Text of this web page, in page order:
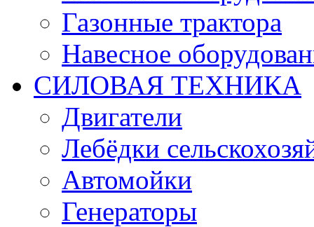
Газонные трактора
Навесное
СИЛОВАЯ ТЕХНИКА
Двигатели
Лебёдки
Автомойки
Генераторы